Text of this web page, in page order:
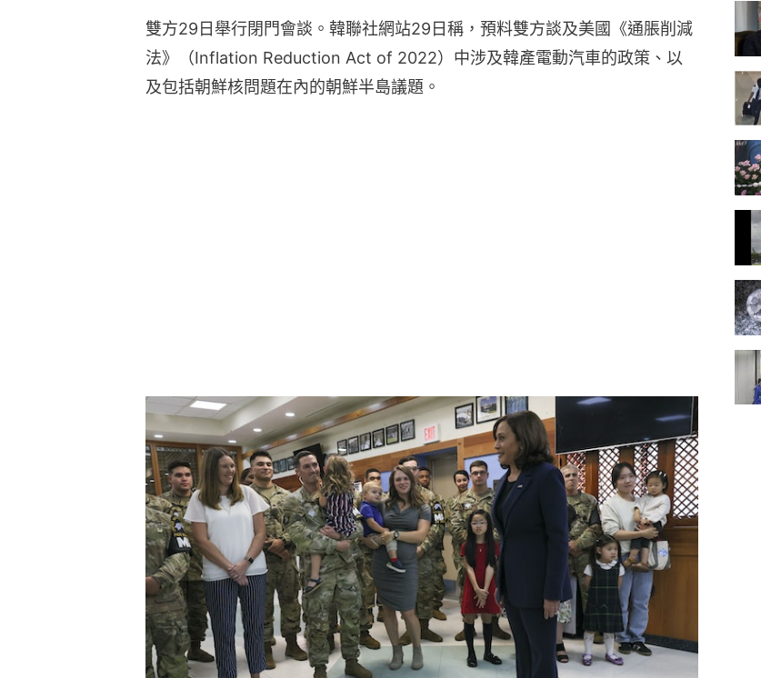
雙方29日舉行閉門會談。韓聯社網站29日稱，預料雙方談及美國《通脹削減
法》（Inflation Reduction Act of 2022）中涉及韓產電動汽車的政策、以
及包括朝鮮核問題在內的朝鮮半島議題。